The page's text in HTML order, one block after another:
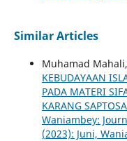
Similar Articles
Muhamad Mahali,
KEBUDAYAAN
PADA MATERI
KARANG
Waniambey:
(2023): Juni,